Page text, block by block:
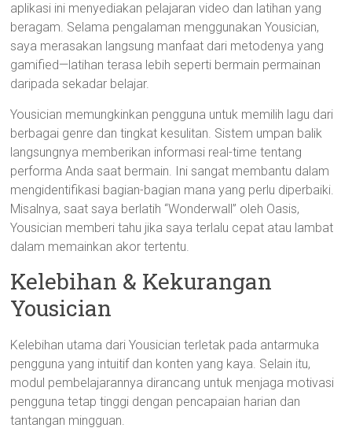
aplikasi ini menyediakan pelajaran video dan latihan yang
beragam. Selama pengalaman menggunakan Yousician,
saya merasakan langsung manfaat dari metodenya yang
gamified—latihan terasa lebih seperti bermain permainan
daripada sekadar belajar.
Yousician memungkinkan pengguna untuk memilih lagu dari
berbagai genre dan tingkat kesulitan. Sistem umpan balik
langsungnya memberikan informasi real-time tentang
performa Anda saat bermain. Ini sangat membantu dalam
mengidentifikasi bagian-bagian mana yang perlu diperbaiki.
Misalnya, saat saya berlatih “Wonderwall” oleh Oasis,
Yousician memberi tahu jika saya terlalu cepat atau lambat
dalam memainkan akor tertentu.
Kelebihan & Kekurangan
Yousician
Kelebihan utama dari Yousician terletak pada antarmuka
pengguna yang intuitif dan konten yang kaya. Selain itu,
modul pembelajarannya dirancang untuk menjaga motivasi
pengguna tetap tinggi dengan pencapaian harian dan
tantangan mingguan.